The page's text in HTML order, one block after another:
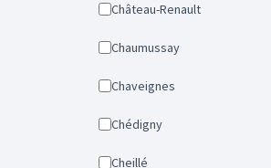
Château-Renault
Chaumussay
Chaveignes
Chédigny
Cheillé